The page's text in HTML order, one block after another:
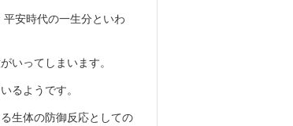
安時代の一生分といわ
いってしまいます。
るようです。
生体の防御反応としての